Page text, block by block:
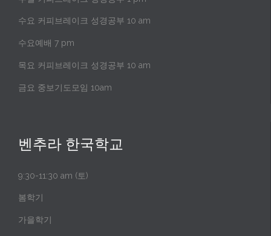
수요 커피브레이크 성경공부 10 am
수요예배 7 pm
목요 커피브레이크 성경공부 10 am
금요 중보기도모임 10am
벤추라 한국학교
9:30-11:30 am (토)
봄학기
가을학기